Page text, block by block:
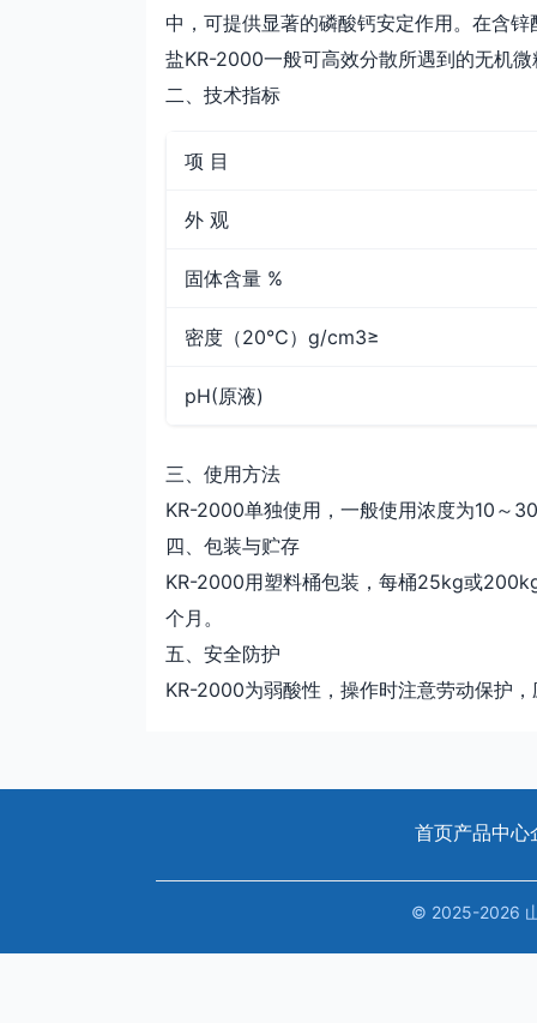
中，可提供显著的磷酸钙安定作用。在含
盐KR-2000一般可高效分散所遇到的无机
二、技术指标
项 目
外 观
固体含量 %
密度（20℃）g/cm3≥
pH(原液)
三、使用方法
KR-2000单独使用，一般使用浓度为10～
四、包装与贮存
KR-2000用塑料桶包装，每桶25kg或
个月。
五、安全防护
KR-2000为弱酸性，操作时注意劳动保护
首页产品中心
© 2025-2026